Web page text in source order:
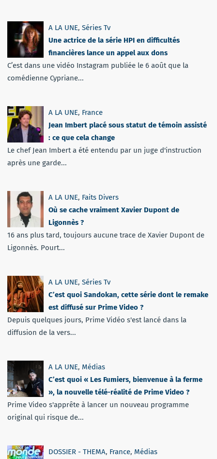
A LA UNE, Séries Tv
Une actrice de la série HPI en difficultés
financières lance un appel aux dons
C’est dans une vidéo Instagram publiée le 6 août que la
comédienne Cypriane...
A LA UNE, France
Jean Imbert placé sous statut de témoin assisté
: ce que cela change
Le chef Jean Imbert a été entendu par un juge d'instruction
après une garde...
A LA UNE, Faits Divers
Où se cache vraiment Xavier Dupont de
Ligonnès ?
16 ans plus tard, toujours aucune trace de Xavier Dupont de
Ligonnès. Pourt...
A LA UNE, Séries Tv
C’est quoi Sandokan, cette série dont le remake
est diffusé sur Prime Video ?
Depuis quelques jours, Prime Vidéo s'est lancé dans la
diffusion de la vers...
A LA UNE, Médias
C’est quoi « Les Fumiers, bienvenue à la ferme
», la nouvelle télé-réalité de Prime Video ?
Prime Video s'apprête à lancer un nouveau programme
original qui risque de...
DOSSIER - THEMA, France, Médias